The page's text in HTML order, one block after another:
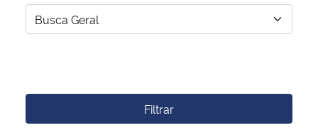
Filtrar